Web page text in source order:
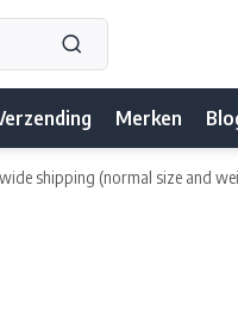
Merken
shipping (normal size and